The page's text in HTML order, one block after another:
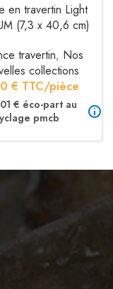
en travertin Light
(7,3 x 40,6 cm)
travertin, Nos
collections
€ TTC/pièce
€ éco-part au
pmcb